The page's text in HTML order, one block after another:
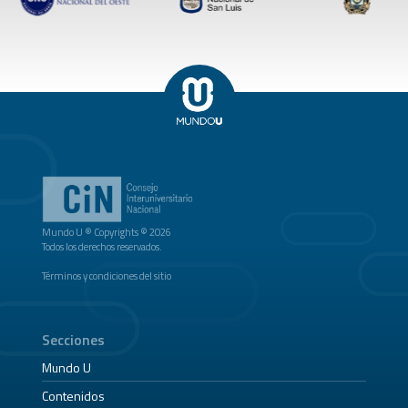
Mundo U ® Copyrights © 2026
Todos los derechos reservados.
Términos y condiciones del sitio
Secciones
Mundo U
Contenidos